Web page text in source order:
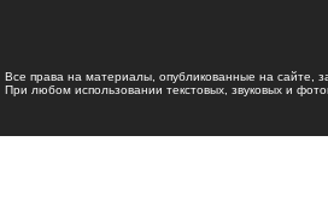
Все права на материалы, опубликованные на сайте,
При любом использовании текстовых, звуковых и